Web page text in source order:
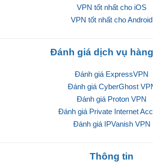
VPN tốt nhất cho iOS
VPN tốt nhất cho Android
Đánh giá dịch vụ
Đánh giá ExpressVPN
Đánh giá CyberGhost
Đánh giá Proton VPN
Đánh giá Private Internet
Đánh giá IPVanish VPN
Thông tin